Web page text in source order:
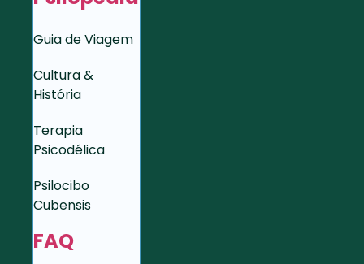
Guia de Viagem
Cultura &
História
Terapia
Psicodélica
Psilocibo
Cubensis
FAQ